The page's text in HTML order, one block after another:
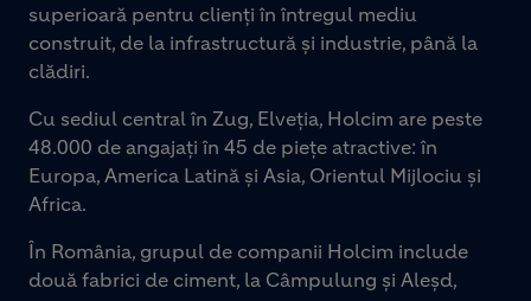
superioară pentru clienți în întregul mediu
construit, de la infrastructură și industrie, până la
clădiri.
Cu sediul central în Zug, Elveția, Holcim are peste
48.000 de angajați în 45 de piețe atractive: în
Europa, America Latină și Asia, Orientul Mijlociu și
Africa.
În România, grupul de companii Holcim include
două fabrici de ciment, la Câmpulung și Aleșd,